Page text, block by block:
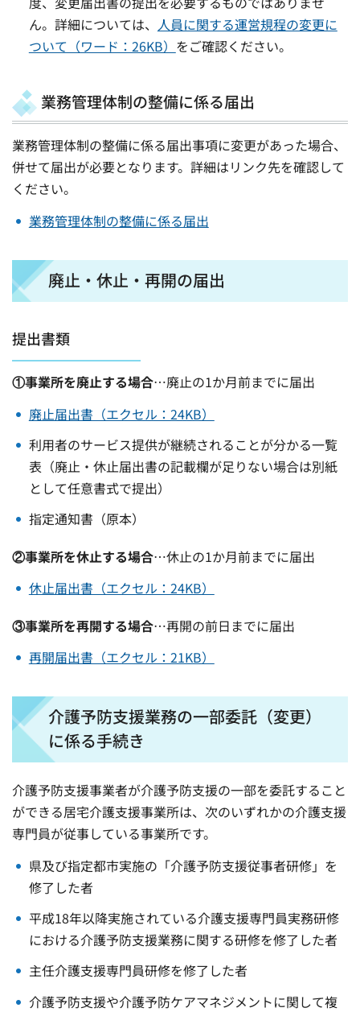
ん。詳細については、 人員に関する運営規程の変更に
ついて（ワード：26KB） をご確認ください。
業務管理体制の整備に係る届出
業務管理体制の整備に係る届出事項に変更があった場合、
併せて届出が必要となります。詳細はリンク先を確認して
ください。
業務管理体制の整備に係る届出
廃止・休止・再開の届出
提出書類
①事業所を廃止する場合…廃止の1か月前までに届出
廃止届出書（エクセル：24KB）
利用者のサービス提供が継続されることが分かる一覧
表（廃止・休止届出書の記載欄が足りない場合は別紙
として任意書式で提出）
指定通知書（原本）
②事業所を休止する場合…休止の1か月前までに届出
休止届出書（エクセル：24KB）
③事業所を再開する場合…再開の前日までに届出
再開届出書（エクセル：21KB）
介護予防支援業務の一部委託（変更）
に係る手続き
介護予防支援事業者が介護予防支援の一部を委託すること
ができる居宅介護支援事業所は、次のいずれかの介護支援
専門員が従事している事業所です。
県及び指定都市実施の「介護予防支援従事者研修」を
修了した者
平成18年以降実施されている介護支援専門員実務研修
における介護予防支援業務に関する研修を修了した者
主任介護支援専門員研修を修了した者
介護予防支援や介護予防ケアマネジメントに関して複